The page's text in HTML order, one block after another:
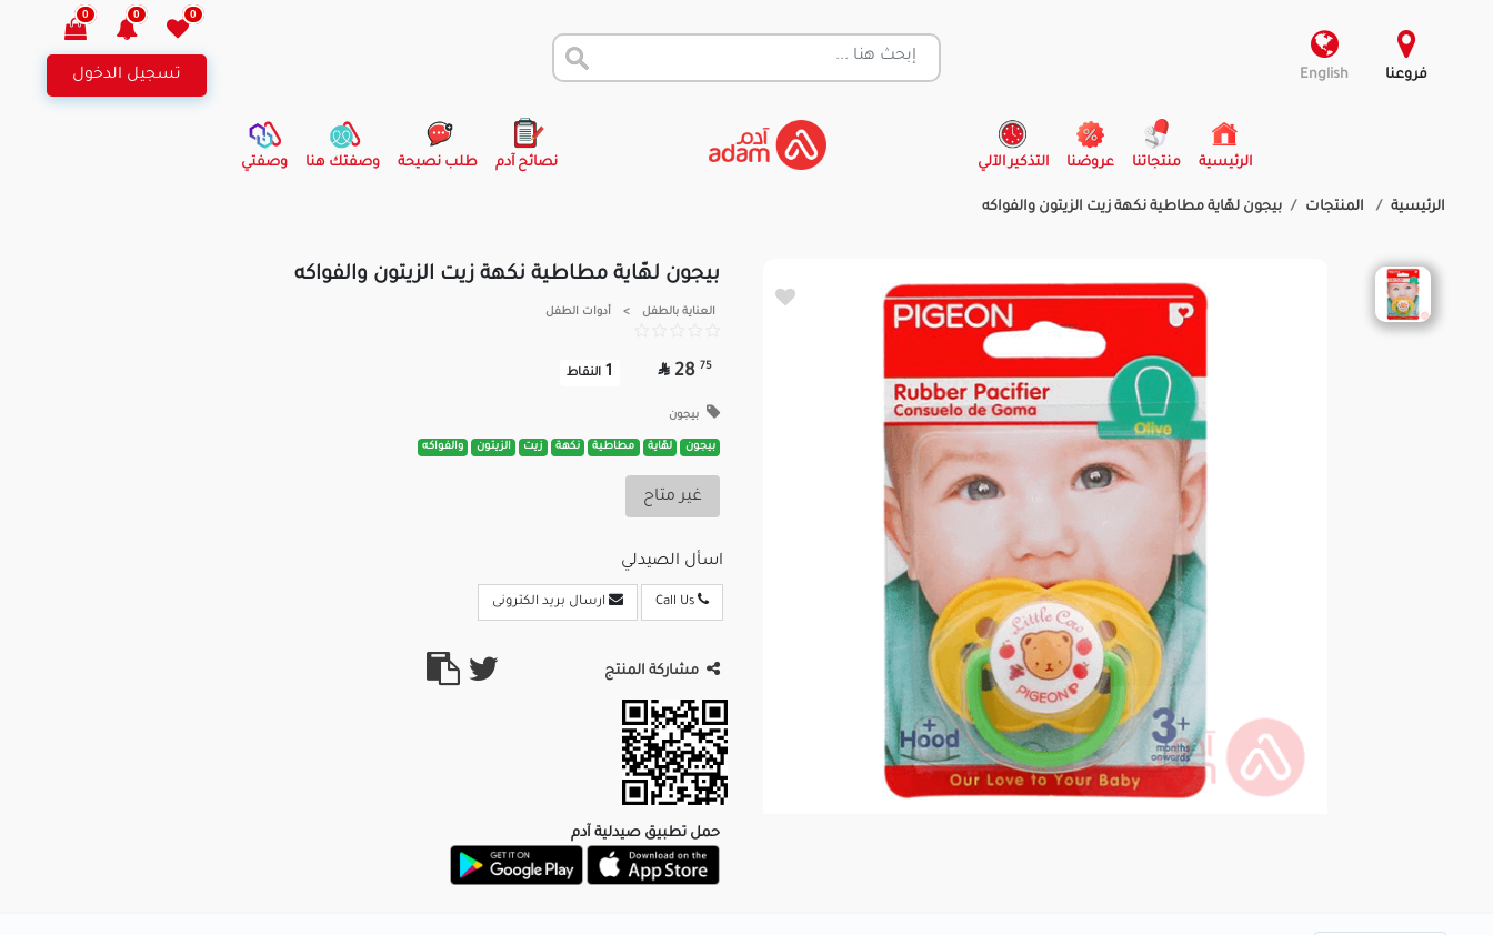
فروعنا English
0
0
0
تسجيل الدخول
الرئيسية
(current) منتجاتنا عروضنا التذكير الآلي نصائح آدم طلب نصيحة وصفتك هنا وصفتي
الرئيسية المنتجات بيجون لهّاية مطاطية نكهة زيت الزيتون والفواكه
بيجون لهّاية مطاطية نكهة زيت الزيتون والفواكه
العناية بالطفل > أدوات الطفل
75
28

1 النقاط
بيجون
بيجون لهّاية مطاطية نكهة زيت الزيتون والفواكه
غير متاح
اسأل الصيدلي
Call Us ارسال بريد الكترونى
مشاركة المنتج
حمل تطبيق صيدلية آدم